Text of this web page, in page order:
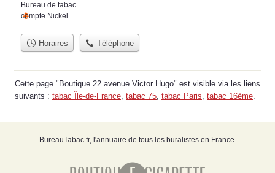
Bureau de tabac
compte Nickel
Horaires Téléphone
Cette page "Boutique 22 avenue Victor Hugo" est visible via les liens
suivants : tabac Île-de-France tabac 75 tabac Paris tabac 16ème
BureauTabac.fr, l'annuaire de tous les buralistes en France.